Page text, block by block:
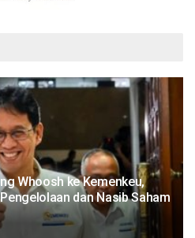
Whoosh ke Kemenkeu,
dan Nasib Saham